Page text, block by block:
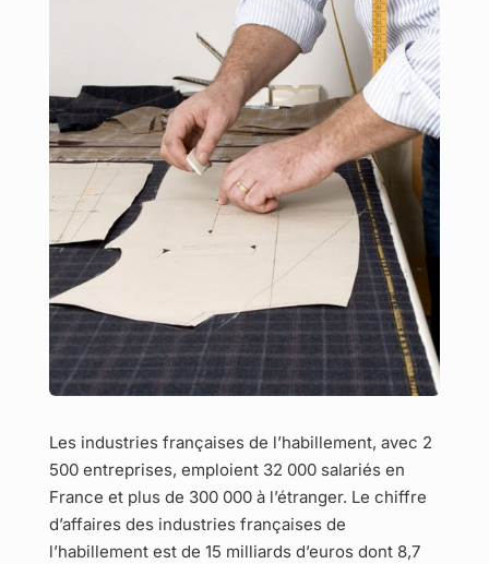
Les industries françaises de l’habillement, avec 2
500 entreprises, emploient 32 000 salariés en
France et plus de 300 000 à l’étranger. Le chiffre
d’affaires des industries françaises de
l’habillement est de 15 milliards d’euros dont 8,7